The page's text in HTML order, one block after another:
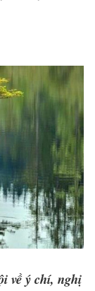
về ý chí, nghị